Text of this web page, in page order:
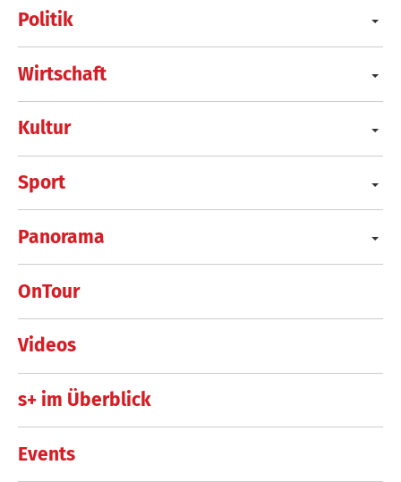
Politik
Wirtschaft
Kultur
Sport
Panorama
OnTour
Videos
s+ im Überblick
Events